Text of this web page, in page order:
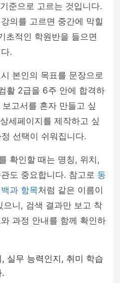
준으로 고르는 것입니다.
의를 고르면 중간에 막힐
초적인 학원반을 들으면
.
본인의 목표를 문장으로
활 2급을 6주 안에 합격하
보고서를 혼자 만들고 싶
세페이지를 제작하고 싶
선택이 쉬워집니다.
확인할 때는 명칭, 위치,
도 중요합니다. 참고로 동
과 항목처럼 같은 이름이
니, 검색 결과만 보고 착
과정 안내를 함께 확인하
실무 능력인지, 취미 학습
.